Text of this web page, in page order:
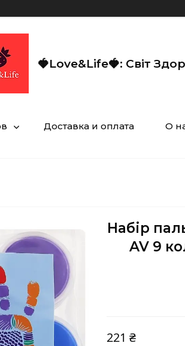
🍓Love&Life🍓: Світ
Доставка и оплата О
Набір
AV 9
221 ₴